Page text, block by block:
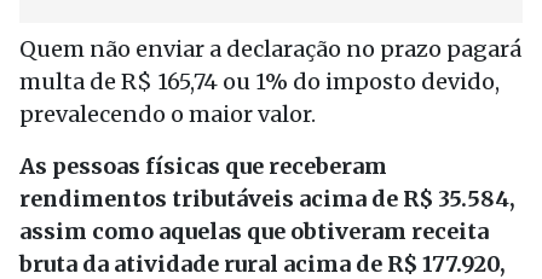
Quem não enviar a declaração no prazo pagará
multa de R$ 165,74 ou 1% do imposto devido,
prevalecendo o maior valor.
As pessoas físicas que receberam
rendimentos tributáveis acima de R$ 35.584,
assim como aquelas que obtiveram receita
bruta da atividade rural acima de R$ 177.920,